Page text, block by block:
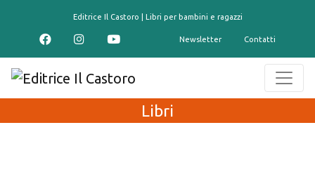
Editrice Il Castoro | Libri per bambini e ragazzi
Newsletter Contatti
Libri